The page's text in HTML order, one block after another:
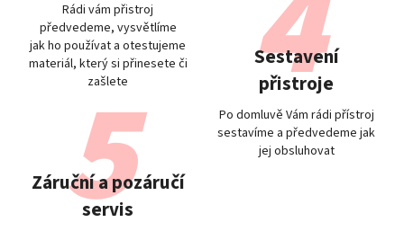
Rádi vám přistroj
předvedeme, vysvětlíme
jak ho používat a otestujeme
materiál, který si přinesete či
zašlete
Sestavení
přistroje
Po domluvě Vám rádi přístroj
sestavíme a předvedeme jak
jej obsluhovat
Záruční a pozáručí
servis